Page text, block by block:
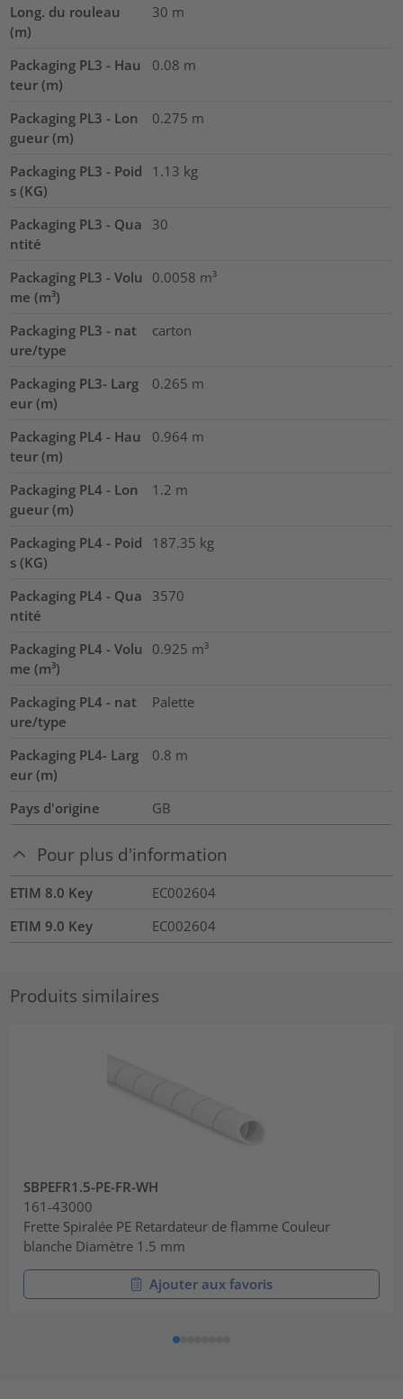
Long. du rouleau
(m)
30 m
Packaging PL3 - Hau
teur (m)
0.08 m
Packaging PL3 - Lon
gueur (m)
0.275 m
Packaging PL3 - Poid
s (KG)
1.13 kg
Packaging PL3 - Qua
ntité
30
Packaging PL3 - Volu
me (m³)
0.0058 m³
Packaging PL3 - nat
ure/type
carton
Packaging PL3- Larg
eur (m)
0.265 m
Packaging PL4 - Hau
teur (m)
0.964 m
Packaging PL4 - Lon
gueur (m)
1.2 m
Packaging PL4 - Poid
s (KG)
187.35 kg
Packaging PL4 - Qua
ntité
3570
Packaging PL4 - Volu
me (m³)
0.925 m³
Packaging PL4 - nat
ure/type
Palette
Packaging PL4- Larg
eur (m)
0.8 m
Pays d'origine GB
Pour plus d'information
ETIM 8.0 Key
EC002604
ETIM 9.0 Key
EC002604
Produits similaires
SBPEFR1.5-PE-FR-WH
161-43000
Frette Spiralée PE Retardateur de flamme Couleur
blanche Diamètre 1.5 mm
Ajouter aux favoris